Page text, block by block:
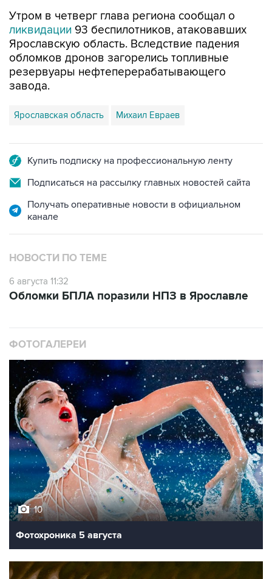
Утром в четверг глава региона сообщал о
ликвидации 93 беспилотников, атаковавших
Ярославскую область. Вследствие падения
обломков дронов загорелись топливные
резервуары нефтеперерабатывающего
завода.
Ярославская область Михаил Евраев
Купить подписку на профессиональную ленту
Подписаться на рассылку главных новостей сайта
Получать оперативные новости в официальном
канале
НОВОСТИ ПО ТЕМЕ
6 августа 11:32
Обломки БПЛА поразили НПЗ в Ярославле
ФОТОГАЛЕРЕИ
10
Фотохроника 5 августа